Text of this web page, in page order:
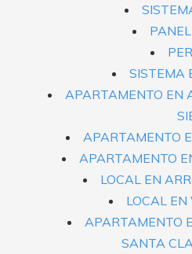
SISTEMA
APARTAMENTO EN
APARTAMENTO
APARTAMENTO
LOCAL EN
LOCAL
APARTAMENTO
SANTA